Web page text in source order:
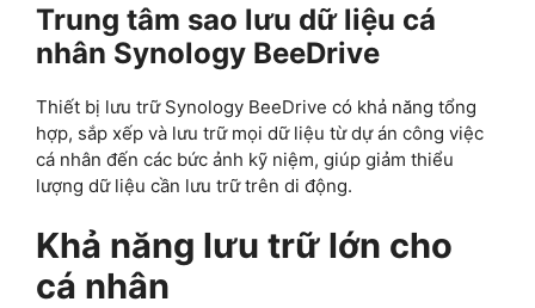
Trung tâm sao lưu dữ liệu cá
nhân Synology BeeDrive
Thiết bị lưu trữ Synology BeeDrive có khả năng tổng
hợp, sắp xếp và lưu trữ mọi dữ liệu từ dự án công việc
cá nhân đến các bức ảnh kỹ niệm, giúp giảm thiểu
lượng dữ liệu cần lưu trữ trên di động.
Khả năng lưu trữ lớn cho
cá nhân